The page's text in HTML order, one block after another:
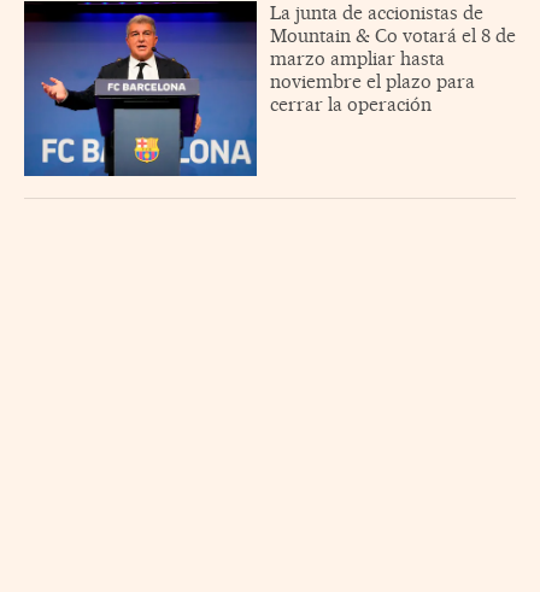
La junta de accionistas de
Mountain & Co votará el 8 de
marzo ampliar hasta
noviembre el plazo para
cerrar la operación